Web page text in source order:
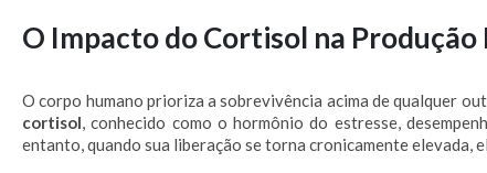
O Impacto do Cortisol na
O corpo humano prioriza a sobrevivência acima de qualquer
cortisol, conhecido como o hormônio do estresse,
entanto, quando sua liberação se torna cronicamente elevada,